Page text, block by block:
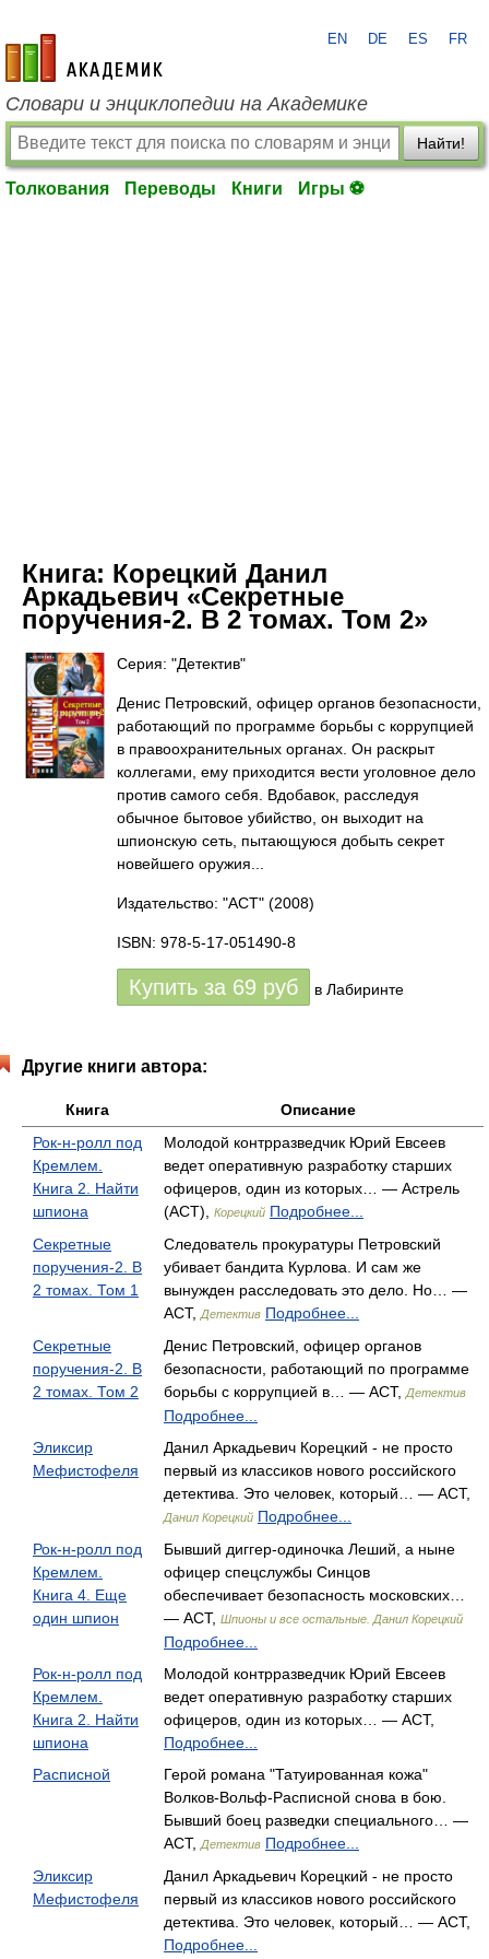
academic.ru
EN DE ES FR
Словари и энциклопедии на Академике
Найти!
Толкования Переводы Книги Игры ⚽
Книга: Корецкий Данил
Аркадьевич «Секретные
поручения-2. В 2 томах. Том 2»
Серия: "Детектив"
Денис Петровский, офицер органов безопасности,
работающий по программе борьбы с коррупцией
в правоохранительных органах. Он раскрыт
коллегами, ему приходится вести уголовное дело
против самого себя. Вдобавок, расследуя
обычное бытовое убийство, он выходит на
шпионскую сеть, пытающуюся добыть секрет
новейшего оружия...
Издательство: "АСТ" (2008)
ISBN: 978-5-17-051490-8
Купить за 69 руб в Лабиринте
Другие книги автора:
Книга
Описание
Рок-н-ролл под
Кремлем.
Книга 2. Найти
шпиона
Молодой контрразведчик Юрий Евсеев
ведет оперативную разработку старших
офицеров, один из которых… — Астрель
(АСТ),
Корецкий Подробнее...
Секретные
поручения-2. В
2 томах. Том 1
Следователь прокуратуры Петровский
убивает бандита Курлова. И сам же
вынужден расследовать это дело. Но… —
АСТ, Детектив Подробнее...
Секретные
поручения-2. В
2 томах. Том 2
Денис Петровский, офицер органов
безопасности, работающий по программе
борьбы с коррупцией в… — АСТ, Детектив
Подробнее...
Эликсир
Мефистофеля
Данил Аркадьевич Корецкий - не просто
первый из классиков нового российского
детектива. Это человек, который… — АСТ,
Данил Корецкий Подробнее...
Рок-н-ролл под
Кремлем.
Книга 4. Еще
один шпион
Бывший диггер-одиночка Леший, а ныне
офицер спецслужбы Синцов
обеспечивает безопасность московских…
— АСТ, Шпионы и все остальные. Данил Корецкий
Подробнее...
Рок-н-ролл под
Кремлем.
Книга 2. Найти
шпиона
Молодой контрразведчик Юрий Евсеев
ведет оперативную разработку старших
офицеров, один из которых… — АСТ,
Подробнее...
Расписной
Герой романа "Татуированная кожа"
Волков-Вольф-Расписной снова в бою.
Бывший боец разведки специального… —
АСТ, Детектив Подробнее...
Эликсир
Мефистофеля
Данил Аркадьевич Корецкий - не просто
первый из классиков нового российского
детектива. Это человек, который… — АСТ,
Подробнее...